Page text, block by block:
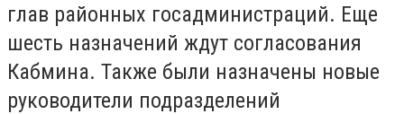
глав районных госадминистраций. Еще
шесть назначений ждут согласования
Кабмина. Также были назначены новые
руководители подразделений